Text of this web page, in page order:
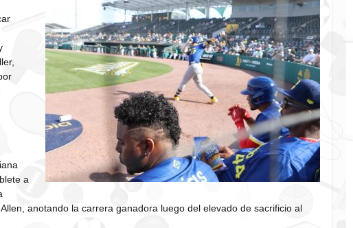
a
anotando la carrera ganadora luego del elevado de sacrificio al